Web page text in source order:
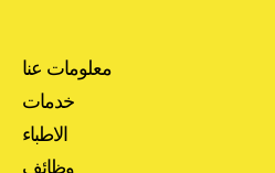
معلومات عنا
خدمات
الاطباء
وظائف